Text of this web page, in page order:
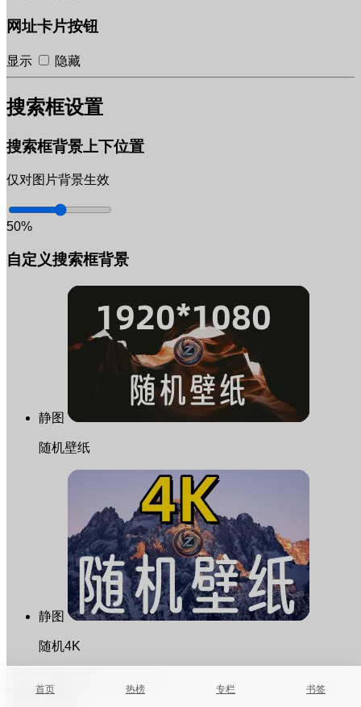
首页 热榜 专栏 书签
网址卡片按钮
显示 隐藏
搜索框设置
搜索框背景上下位置
仅对图片背景生效
50%
自定义搜索框背景
静图
随机壁纸
静图
随机4K
清除